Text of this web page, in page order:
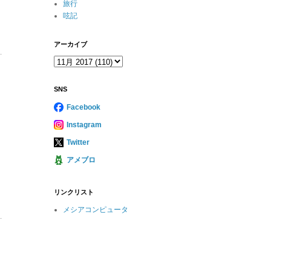
旅行
呟記
アーカイブ
SNS
Facebook
Instagram
Twitter
アメブロ
リンクリスト
メシアコンピュータ